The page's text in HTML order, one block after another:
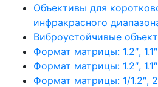
Объективы для
инфракрасного
Виброустойчивые
Формат матрицы: 1.2″,
Формат матрицы: 1.2″,
Формат матрицы: 1/1.2″,